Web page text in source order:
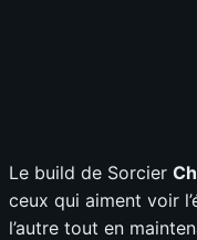
Le build de Sorcier
ceux qui aiment voir
l’autre tout en